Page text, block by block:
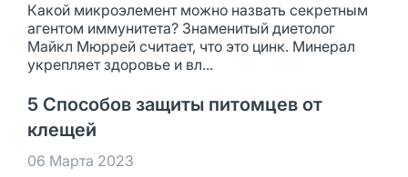
Какой микроэлемент можно назвать секретным
агентом иммунитета? Знаменитый диетолог
Майкл Мюррей считает, что это цинк. Минерал
укрепляет здоровье и вл...
5 Способов защиты питомцев от
клещей
06 Марта 2023